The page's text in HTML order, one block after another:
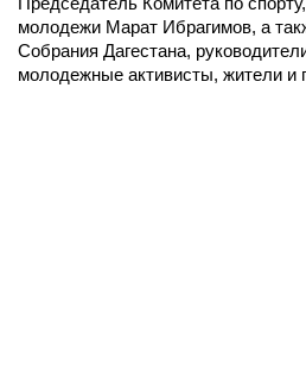
молодежи Марат Ибрагимов, а
Собрания Дагестана,
молодежные активисты, жители и